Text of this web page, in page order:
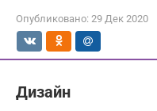
Опубликовано: 29 Дек 2020
Дизайн